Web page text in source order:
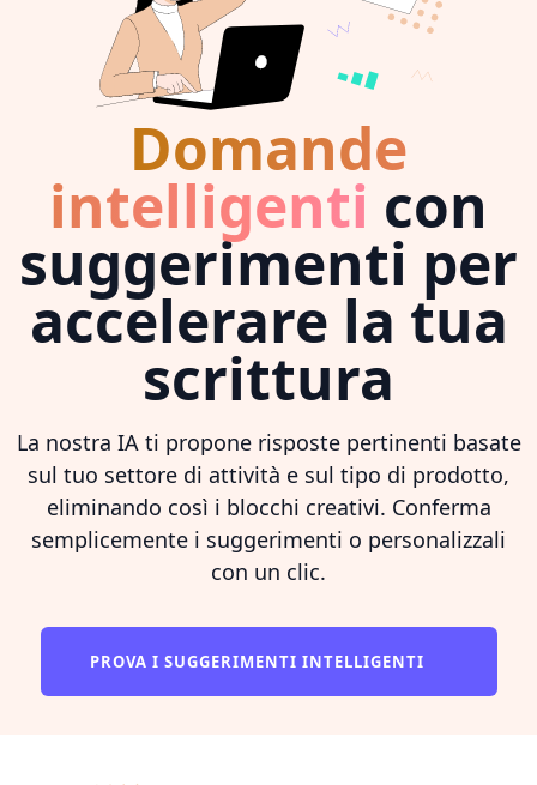
Domande
intelligenti con
suggerimenti per
accelerare la tua
scrittura
La nostra IA ti propone risposte pertinenti basate
sul tuo settore di attività e sul tipo di prodotto,
eliminando così i blocchi creativi. Conferma
semplicemente i suggerimenti o personalizzali
con un clic.
PROVA I SUGGERIMENTI INTELLIGENTI